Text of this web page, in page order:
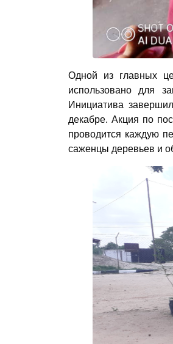
Одной из главных
использовано для
Инициатива
декабре. Акция по
проводится каждую
саженцы деревьев и